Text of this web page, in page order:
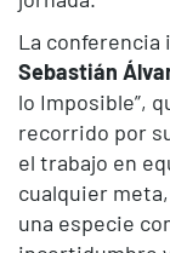
La conferencia
Sebastián
lo Imposible”,
recorrido por
el trabajo en
cualquier
una especie